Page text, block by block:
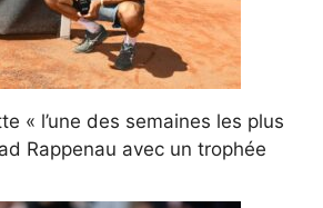
« l’une des semaines les plus
Rappenau avec un trophée